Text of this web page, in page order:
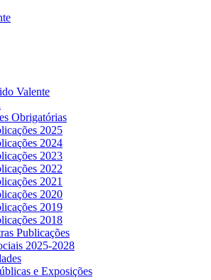
Valente
Obrigatórias
2025
2024
2023
2022
2021
2020
2019
2018
Publicações
2025-2028
e Exposições